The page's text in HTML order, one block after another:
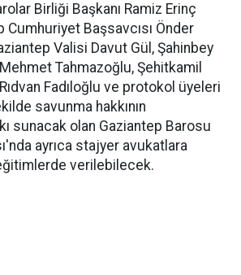
Birliği Başkanı Ramiz Erinç
Cumhuriyet Başsavcısı Önder
Valisi Davut Gül, Şahinbey
Tahmazoğlu, Şehitkamil
Fadıloğlu ve protokol üyeleri
savunma hakkının
sunacak olan Gaziantep Barosu
ayrıca stajyer avukatlara
verilebilecek.